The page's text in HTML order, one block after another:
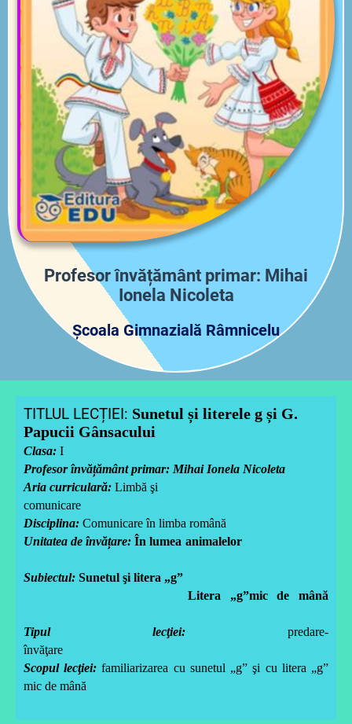
Profesor învățământ primar: Mihai
Ionela Nicoleta
Școala Gimnazială Râmnicelu
TITLUL LECȚIEI: Sunetul și literele g și G.
Papucii Gânsacului
Clasa: I
Profesor învățământ primar: Mihai Ionela Nicoleta
Aria curriculară: Limbă şi
comunicare
Disciplina: Comunicare în limba română
Unitatea de învățare: În lumea animalelor
Subiectul: Sunetul şi litera „g”
Litera „g”mic de mână
Tipul lecţiei: predare-
învăţare
Scopul lecţiei: familiarizarea cu sunetul „g” şi cu litera „g”
mic de mână